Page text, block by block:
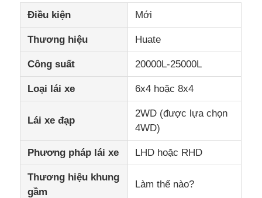
Điều kiện Mới
Thương hiệu Huate
Công suất 20000L-25000L
Loại lái xe 6x4 hoặc 8x4
Lái xe đạp
2WD (được lựa chọn
4WD)
Phương pháp lái xe LHD hoặc RHD
Thương hiệu khung
gầm
Làm thế nào?